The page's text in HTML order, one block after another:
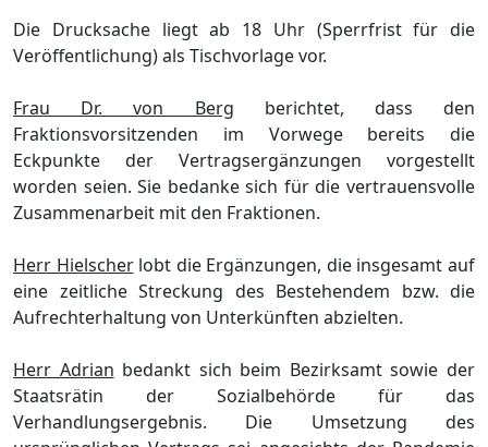
Die Drucksache liegt ab 18 Uhr (Sperrfrist für die
Veröffentlichung) als Tischvorlage vor.
Frau Dr. von Berg berichtet, dass den
Fraktionsvorsitzenden im Vorwege bereits die
Eckpunkte der Vertragsergänzungen vorgestellt
worden seien. Sie bedanke sich für die vertrauensvolle
Zusammenarbeit mitden Fraktionen.
Herr Hielscherlobt die Ergänzungen, die insgesamt auf
eine zeitliche Streckung des Bestehendem bzw. die
Aufrechterhaltung von Unterkünften abzielten.
Herr Adrian bedankt sich beim Bezirksamt sowie der
Staatsrätin der Sozialbehörde für das
Verhandlungsergebnis. Die Umsetzung des